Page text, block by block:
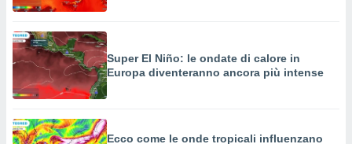
Super El Niño: le ondate di calore in
Europa diventeranno ancora più intense
Ecco come le onde tropicali influenzano